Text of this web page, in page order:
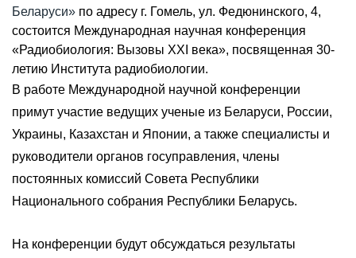
Беларуси» по адресу г. Гомель, ул. Федюнинского, 4,
состоится Международная научная конференция
«Радиобиология: Вызовы XXI века», посвященная 30-
летию Института радиобиологии.
В работе Международной научной конференции
примут участие ведущих ученые из Беларуси, России,
Украины, Казахстан и Японии, а также специалисты и
руководители органов госуправления, члены
постоянных комиссий Совета Республики
Национального собрания Республики Беларусь.
На конференции будут обсуждаться результаты